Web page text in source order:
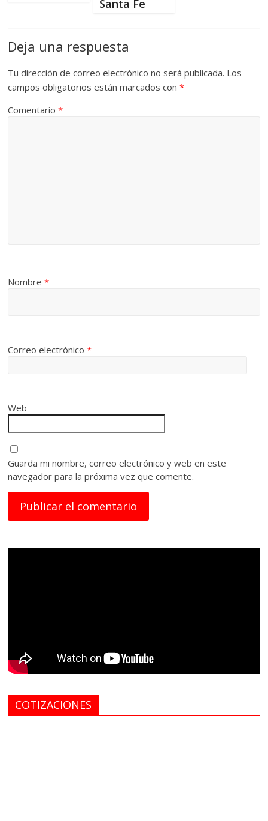
Santa Fe
Deja una respuesta
Tu dirección de correo electrónico no será publicada. Los
campos obligatorios están marcados con*
Comentario*
Nombre*
Correo electrónico*
Web
Guarda mi nombre, correo electrónico y web en este
navegador para la próxima vez que comente.
COTIZACIONES